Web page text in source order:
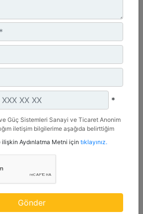
Range :
rpm
:
*
Güç Sistemleri Sanayi ve Ticaret Anonim
iletişim bilgilerime aşağıda belirttiğim
izin veriyorum.
Aydınlatma Metni için tıklayınız.
Gönder